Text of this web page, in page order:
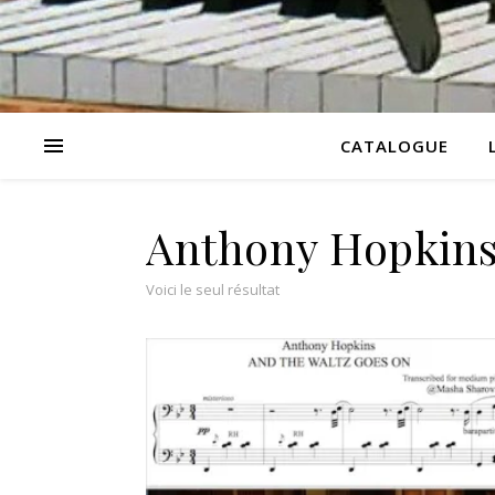
CATALOGUE
Anthony
Voici le seul résultat